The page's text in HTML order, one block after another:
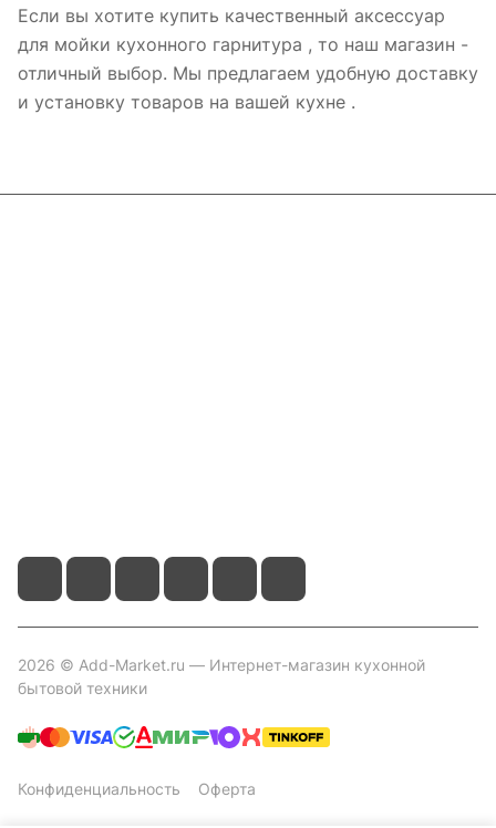
Если вы хотите купить качественный аксессуар
для мойки кухонного гарнитура , то наш магазин -
отличный выбор. Мы предлагаем удобную доставку
и установку товаров на вашей кухне .
2026 © Add-Market.ru — Интернет-магазин кухонной
бытовой техники
Конфиденциальность Оферта